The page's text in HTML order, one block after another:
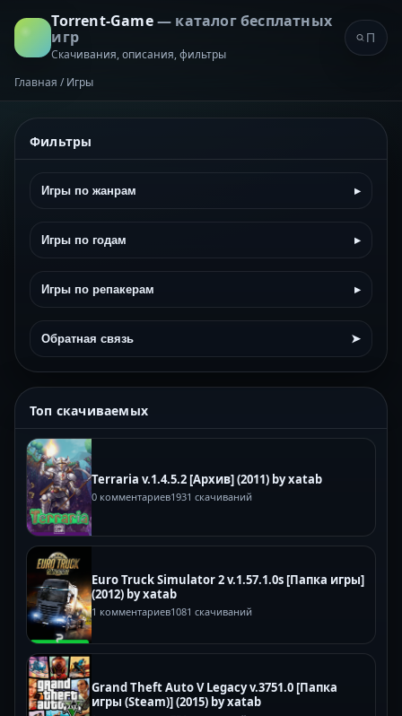
Torrent-Game— каталог бесплатных
игр
Скачивания, описания, фильтры
Главная / Игры
Фильтры
Игры по жанрам ▸
Игры по годам ▸
Игры по репакерам ▸
Обратная связь ➤
Топ скачиваемых
Terraria v.1.4.5.2 [Архив] (2011) by xatab
0 комментариев1931 скачиваний
Euro Truck Simulator 2 v.1.57.1.0s [Папка игры]
(2012) by xatab
1 комментариев1081 скачиваний
Grand Theft Auto V Legacy v.3751.0 [Папка
игры (Steam)] (2015) by xatab